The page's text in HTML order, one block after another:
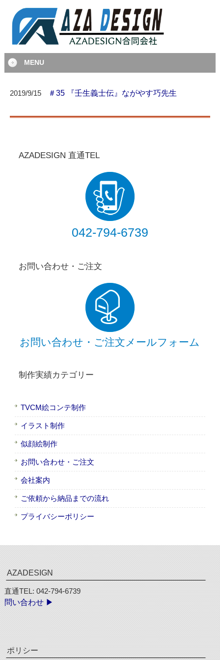
MENU
2019/9/15 ＃35 『壬生義士伝』ながやす巧先生
AZADESIGN 直通TEL
042-794-6739
お問い合わせ・ご注文
お問い合わせ・ご注文メールフォーム
制作実績カテゴリー
TVCM絵コンテ制作
イラスト制作
似顔絵制作
お問い合わせ・ご注文
会社案内
ご依頼から納品までの流れ
プライバシーポリシー
AZADESIGN
直通TEL: 042-794-6739
問い合わせ ▶︎
ポリシー